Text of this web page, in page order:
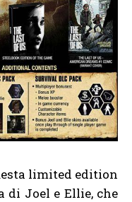
limited edition
di Joel e Ellie, che